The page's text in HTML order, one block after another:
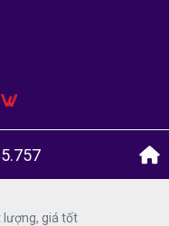
lượng, giá tốt